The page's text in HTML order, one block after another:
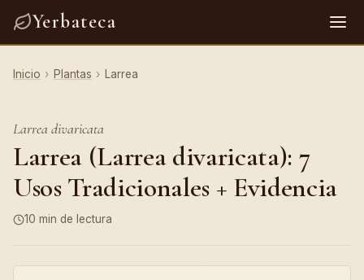
Yerbateca
Inicio › Plantas › Larrea
Larrea divaricata
Larrea (Larrea divaricata): 7
Usos Tradicionales + Evidencia
10 min de lectura